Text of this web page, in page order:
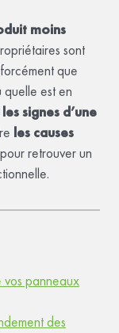
moins
sont
que
est en
signes d’une
les causes
pour retrouver un
vos panneaux
des